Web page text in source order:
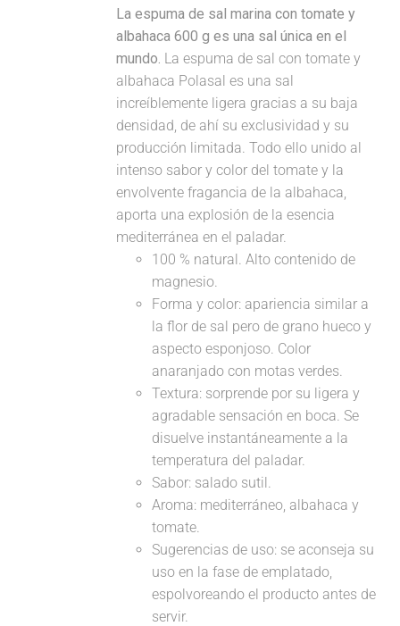
La espuma de sal marina con tomate y
albahaca 600 g es una sal única en el
mundo. La espuma de sal con tomate y
albahaca Polasal es una sal
increíblemente ligera gracias a su baja
densidad, de ahí su exclusividad y su
producción limitada. Todo ello unido al
intenso sabor y color del tomate y la
envolvente fragancia de la albahaca,
aporta una explosión de la esencia
mediterránea en el paladar.
100 % natural. Alto contenido de
magnesio.
Forma y color: apariencia similar a
la flor de sal pero de grano hueco y
aspecto esponjoso. Color
anaranjado con motas verdes.
Textura: sorprende por su ligera y
agradable sensación en boca. Se
disuelve instantáneamente a la
temperatura del paladar.
Sabor: salado sutil.
Aroma: mediterráneo, albahaca y
tomate.
Sugerencias de uso: se aconseja su
uso en la fase de emplatado,
espolvoreando el producto antes de
servir.